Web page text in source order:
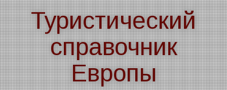
Skip
to
content
Туристический
справочник
Европы